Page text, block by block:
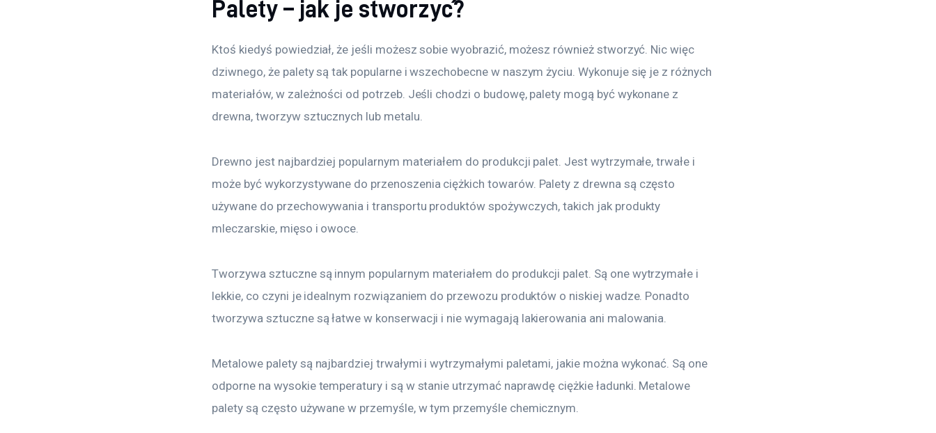
Palety – jak je stworzyć?
Ktoś kiedyś powiedział, że jeśli możesz sobie wyobrazić, możesz również stworzyć. Nic więc
dziwnego, że palety są tak popularne i wszechobecne w naszym życiu. Wykonuje się je z różnych
materiałów, w zależności od potrzeb. Jeśli chodzi o budowę, palety mogą być wykonane z
drewna, tworzyw sztucznych lub metalu.
Drewno jest najbardziej popularnym materiałem do produkcji palet. Jest wytrzymałe, trwałe i
może być wykorzystywane do przenoszenia ciężkich towarów. Palety z drewna są często
używane do przechowywania i transportu produktów spożywczych, takich jak produkty
mleczarskie, mięso i owoce.
Tworzywa sztuczne są innym popularnym materiałem do produkcji palet. Są one wytrzymałe i
lekkie, co czyni je idealnym rozwiązaniem do przewozu produktów o niskiej wadze. Ponadto
tworzywa sztuczne są łatwe w konserwacji i nie wymagają lakierowania ani malowania.
Metalowe palety są najbardziej trwałymi i wytrzymałymi paletami, jakie można wykonać. Są one
odporne na wysokie temperatury i są w stanie utrzymać naprawdę ciężkie ładunki. Metalowe
palety są często używane w przemyśle, w tym przemyśle chemicznym.